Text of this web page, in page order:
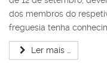
dos membros do
freguesia tenha
Ler mais …